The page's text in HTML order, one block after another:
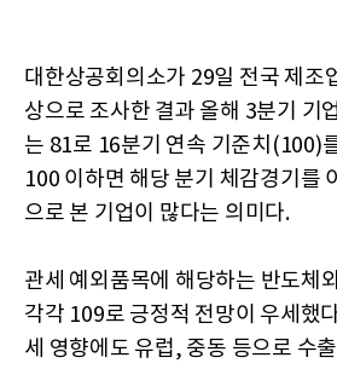
대한상공회의소가 29일 전국 제조
상으로 조사한 결과 올해 3분기 기
는 81로 16분기 연속 기준치(100)
100 이하면 해당 분기 체감경기를
으로 본 기업이 많다는 의미다.
관세 예외품목에 해당하는 반도체
각각 109로 긍정적 전망이 우세했
세 영향에도 유럽, 중동 등으로 수